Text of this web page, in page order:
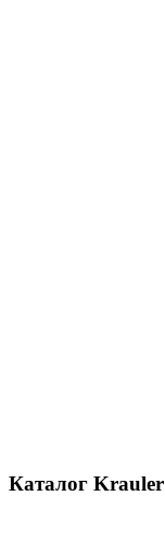
Каталог Krauler